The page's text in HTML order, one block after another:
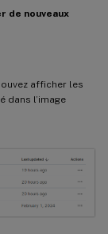
de nouveaux
afficher les
dans l’image